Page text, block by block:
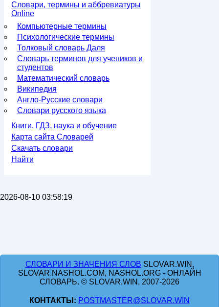
Словари, термины и аббревиатуры
Online
Компьютерные термины
Психологические термины
Толковый словарь Даля
Словарь терминов для учеников и
студентов
Математический словарь
Википедия
Англо-Русские словари
Словари русского языка
Книги, ГДЗ, наука и обучение
Карта сайта Словарей
Скачать словари
Найти
2026-08-10 03:58:19
СЛОВАРИ И ЗНАЧЕНИЯ СЛОВ SLOVAR.WIN,
SLOVAR.NASHOL.COM, NASHOL.ORG - ОНЛАЙН
СЛОВАРЬ. © SLOVAR.WIN, 2007-2026
КОНТАКТЫ: POSTMASTER@SLOVAR.WIN